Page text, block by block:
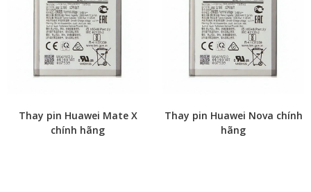
Thay pin Huawei Mate X
chính hãng
Thay pin Huawei Nova chính
hãng